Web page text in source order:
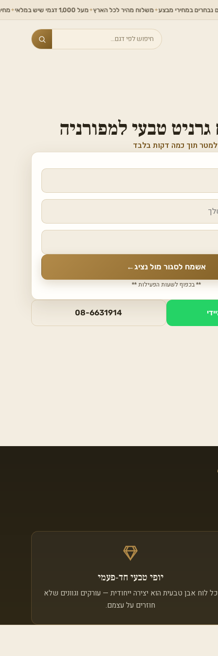
במחירי מבצע✦משלוח מהיר לכל הארץ✦מעל 1,000 דגמי שיש במלאי ✦מחירים ללא
Search
טבעי למפורניה
תוך כמה דקות בלבד
אשמח לסגור מול נציג←
** בכפוף לשעות הפעילות **
08-6631914
יופי טבעי חד‑פעמי
כל לוח אבן טבעית הוא יצירה ייחודית — עורקים וגוונים שלא
חוזרים על עצמם.